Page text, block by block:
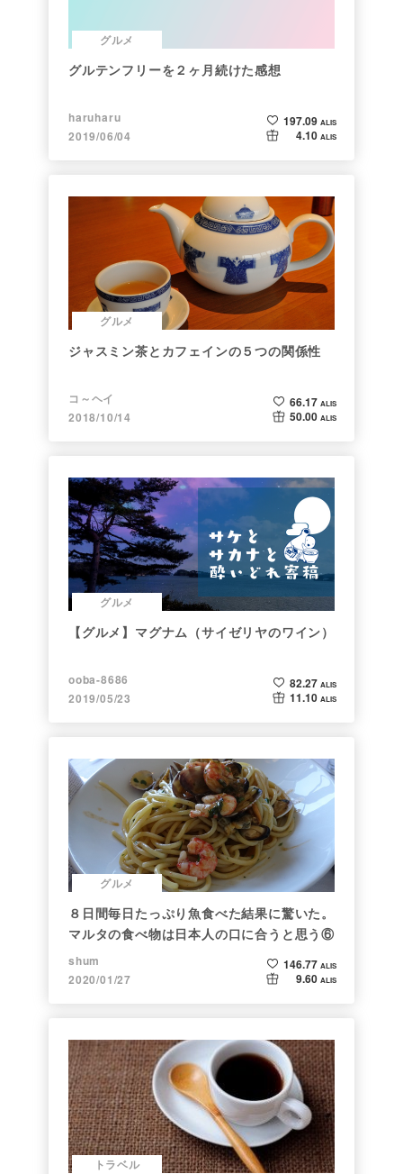
グルメ
グルテンフリーを２ヶ月続けた感想
haruharu
2019/06/04
197.09 ALIS
4.10 ALIS
グルメ
ジャスミン茶とカフェインの５つの関係性
コ～ヘイ
2018/10/14
66.17 ALIS
50.00 ALIS
グルメ
【グルメ】マグナム（サイゼリヤのワイン）
ooba-8686
2019/05/23
82.27 ALIS
11.10 ALIS
グルメ
８日間毎日たっぷり魚食べた結果に驚いた。
マルタの食べ物は日本人の口に合うと思う⑥
shum
2020/01/27
146.77 ALIS
9.60 ALIS
トラベル